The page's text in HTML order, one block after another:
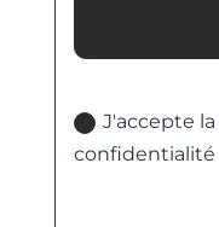
J'accepte
confidentialité